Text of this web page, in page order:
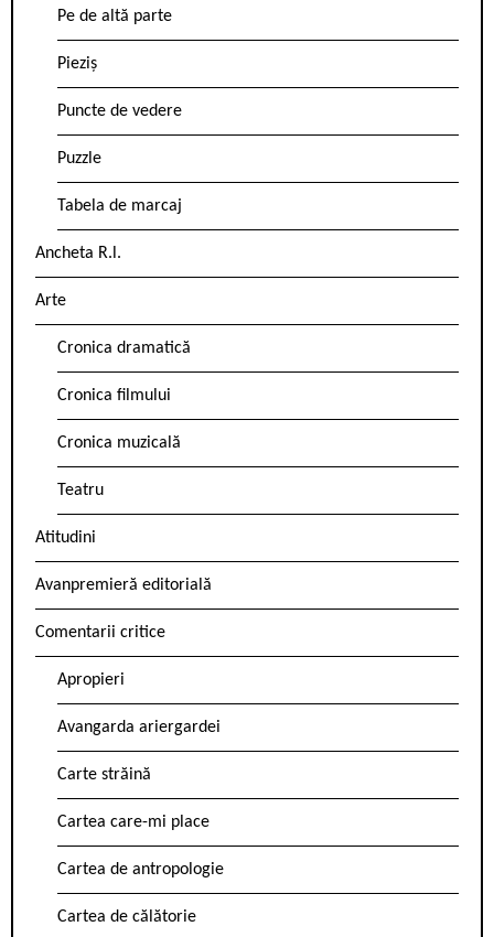
Pe de altă parte
Pieziș
Puncte de vedere
Puzzle
Tabela de marcaj
Ancheta R.l.
Arte
Cronica dramatică
Cronica filmului
Cronica muzicală
Teatru
Atitudini
Avanpremieră editorială
Comentarii critice
Apropieri
Avangarda ariergardei
Carte străină
Cartea care-mi place
Cartea de antropologie
Cartea de călătorie